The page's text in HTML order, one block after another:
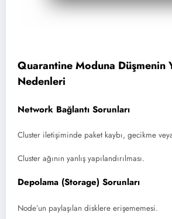
Quarantine Moduna Düşmenin
Nedenleri
Network Bağlantı Sorunları
Cluster iletişiminde paket kaybı, gecikme
Cluster ağının yanlış yapılandırılması.
Depolama (Storage) Sorunları
Node’un paylaşılan disklere erişememesi.